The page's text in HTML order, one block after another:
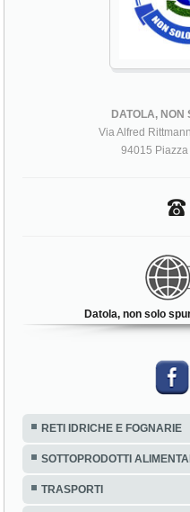
DATOLA, NON
Via Alfred
94015
Datola, non solo
RETI IDRICHE E FOGNARIE
SOTTOPRODOTTI
TRASPORTI